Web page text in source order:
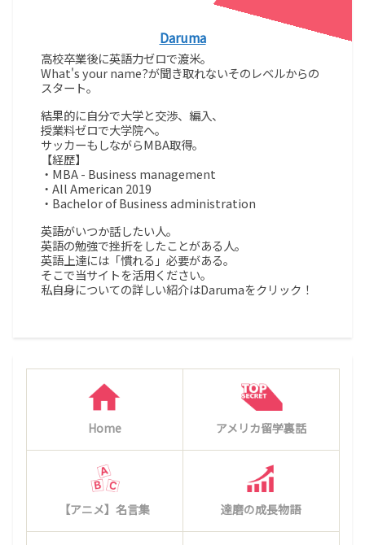
Daruma
高校卒業後に英語力ゼロで渡米。
What's your name?が聞き取れないそのレベルからの
スタート。
結果的に自分で大学と交渉、編入、
授業料ゼロで大学院へ。
サッカーもしながらMBA取得。
【経歴】
・MBA - Business management
・All American 2019
・Bachelor of Business administration
英語がいつか話したい人。
英語の勉強で挫折をしたことがある人。
英語上達には「慣れる」必要がある。
そこで当サイトを活用ください。
私自身についての詳しい紹介はDarumaをクリック！
Home アメリカ留学裏話
【アニメ】名言集 達磨の成長物語